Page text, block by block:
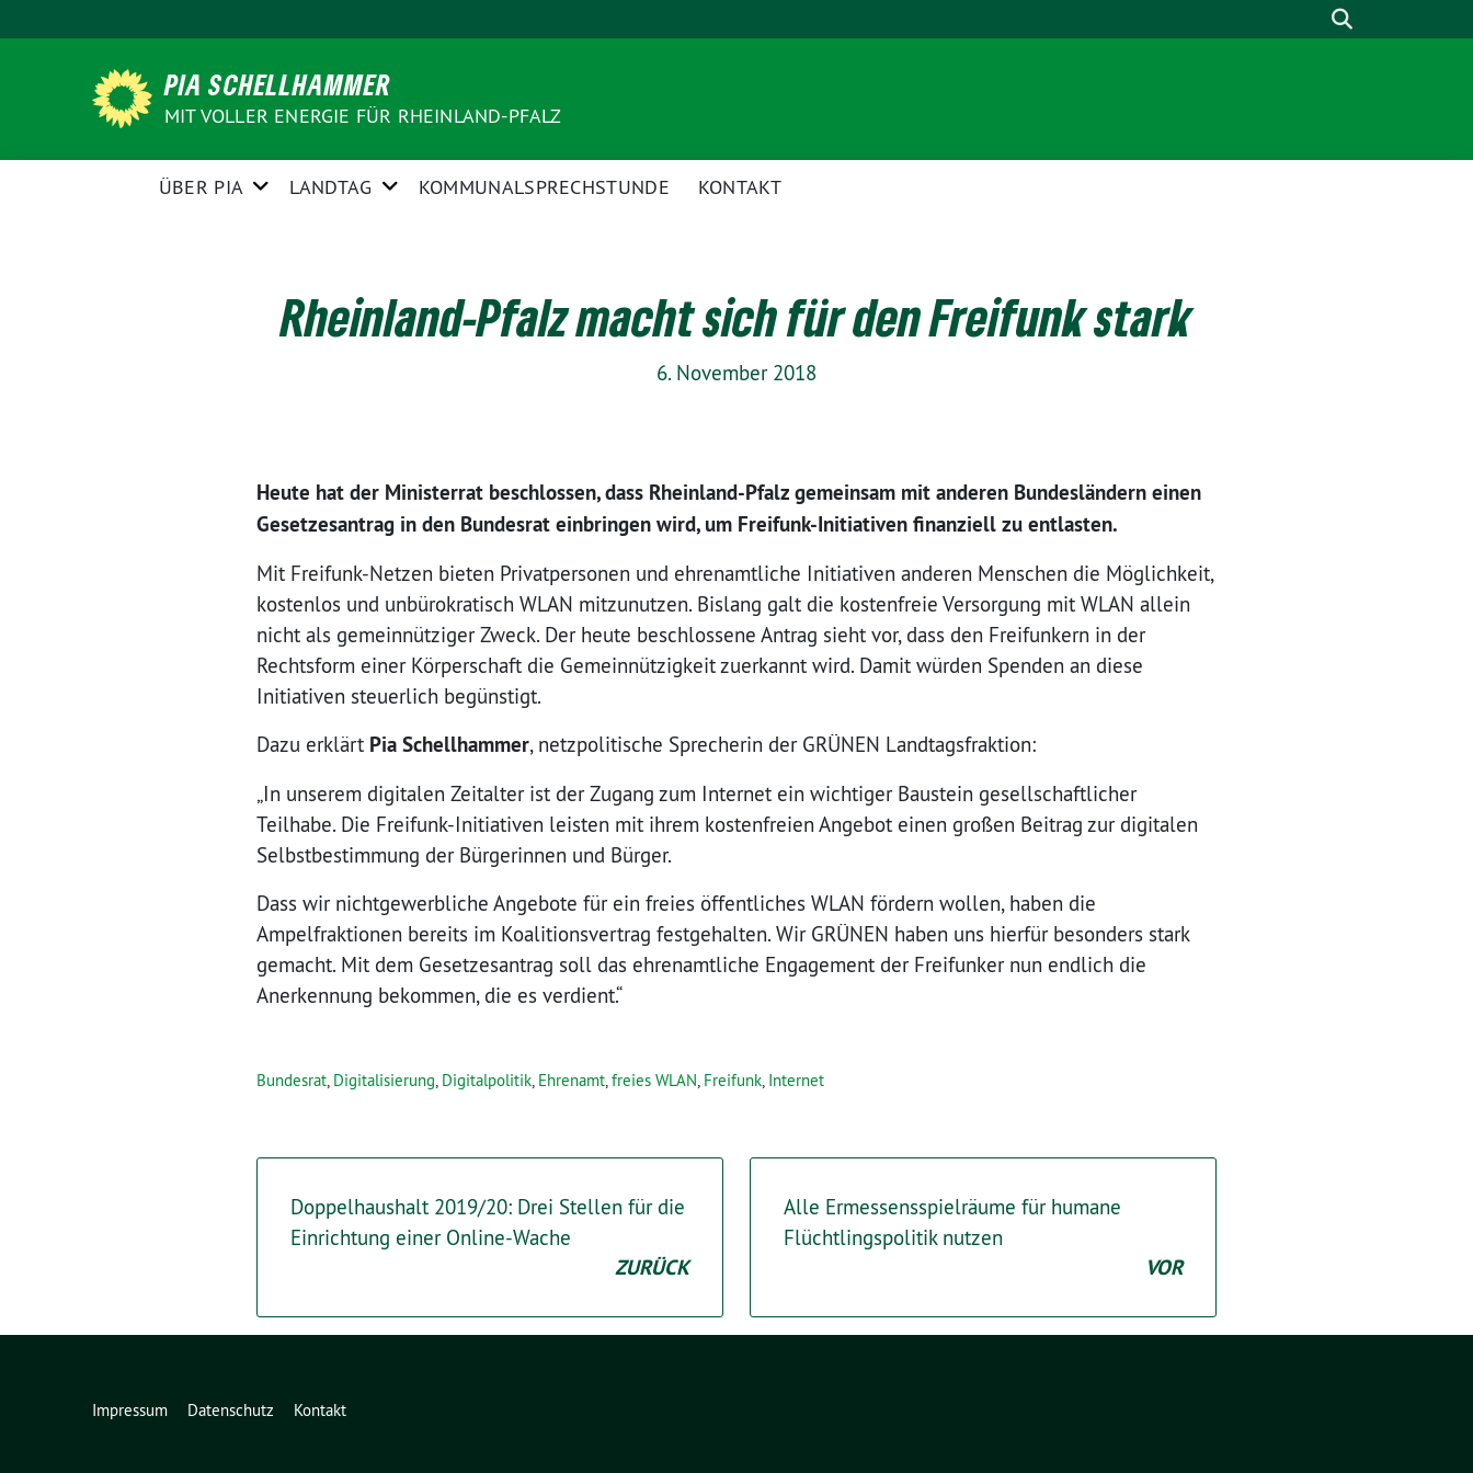
zum
PIA SCHELLHAMMER
MIT VOLLER ENERGIE FÜR RHEINLAND-PFALZ
ÜBER PIA LANDTAG KOMMUNALSPRECHSTUNDE KONTAKT
Rheinland-Pfalz macht sich für den Freifunk stark
6. November 2018
Heute hat der Ministerrat beschlossen, dass Rheinland-Pfalz gemeinsam mit anderen Bundesländern einen
Gesetzesantrag in den Bundesrat einbringen wird, um Freifunk-Initiativen finanziell zu entlasten.
Mit Freifunk-Netzen bieten Privatpersonen und ehrenamtliche Initiativen anderen Menschen die Möglichkeit,
kostenlos und unbürokratisch WLAN mitzunutzen. Bislang galt die kostenfreie Versorgung mit WLAN allein
nicht als gemeinnütziger Zweck. Der heute beschlossene Antrag sieht vor, dass den Freifunkern in der
Rechtsform einer Körperschaft die Gemeinnützigkeit zuerkannt wird. Damit würden Spenden an diese
Initiativen steuerlich begünstigt.
Dazu erklärt Pia Schellhammer, netzpolitische Sprecherin der GRÜNEN Landtagsfraktion:
„In unserem digitalen Zeitalter ist der Zugang zum Internet ein wichtiger Baustein gesellschaftlicher
Teilhabe. Die Freifunk-Initiativen leisten mit ihrem kostenfreien Angebot einen großen Beitrag zur digitalen
Selbstbestimmung der Bürgerinnen und Bürger.
Dass wir nichtgewerbliche Angebote für ein freies öffentliches WLAN fördern wollen, haben die
Ampelfraktionen bereits im Koalitionsvertrag festgehalten. Wir GRÜNEN haben uns hierfür besonders stark
gemacht. Mit dem Gesetzesantrag soll das ehrenamtliche Engagement der Freifunker nun endlich die
Anerkennung bekommen, die es verdient.“
Bundesrat, Digitalisierung, Digitalpolitik, Ehrenamt,freies WLAN, Freifunk, Internet
Doppelhaushalt 2019/20: Drei Stellen für die
Einrichtung einer Online-Wache
ZURÜCK
Alle Ermessensspielräume für humane
Flüchtlingspolitik nutzen
VOR
Impressum Datenschutz Kontakt